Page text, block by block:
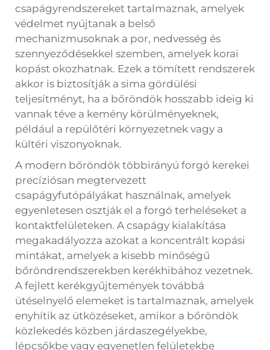
csapágyrendszereket tartalmaznak, amelyek
védelmet nyújtanak a belső
mechanizmusoknak a por, nedvesség és
szennyeződésekkel szemben, amelyek korai
kopást okozhatnak. Ezek a tömített rendszerek
akkor is biztosítják a sima gördülési
teljesítményt, ha a bőröndök hosszabb ideig ki
vannak téve a kemény körülményeknek,
például a repülőtéri környezetnek vagy a
kültéri viszonyoknak.
A modern bőröndök többirányú forgó kerekei
precíziósan megtervezett
csapágyfutópályákat használnak, amelyek
egyenletesen osztják el a forgó terheléseket a
kontaktfelületeken. A csapágy kialakítása
megakadályozza azokat a koncentrált kopási
mintákat, amelyek a kisebb minőségű
bőröndrendszerekben kerékhibához vezetnek.
A fejlett kerékgyűjtemények továbbá
ütéselnyelő elemeket is tartalmaznak, amelyek
enyhítik az ütközéseket, amikor a bőröndök
közlekedés közben járdaszegélyekbe,
lépcsőkbe vagy egyenetlen felületekbe